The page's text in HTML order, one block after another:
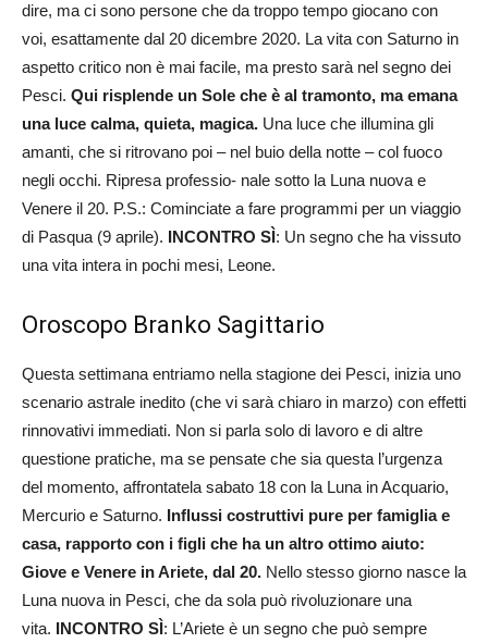
dire, ma ci sono persone che da troppo tempo giocano con
voi, esattamente dal 20 dicembre 2020. La vita con Saturno in
aspetto critico non è mai facile, ma presto sarà nel segno dei
Pesci. Qui risplende un Sole che è al tramonto, ma emana
una luce calma, quieta, magica. Una luce che illumina gli
amanti, che si ritrovano poi – nel buio della notte – col fuoco
negli occhi. Ripresa professio- nale sotto la Luna nuova e
Venere il 20. P.S.: Cominciate a fare programmi per un viaggio
di Pasqua (9 aprile). INCONTRO SÌ: Un segno che ha vissuto
una vita intera in pochi mesi, Leone.
Oroscopo Branko Sagittario
Questa settimana entriamo nella stagione dei Pesci, inizia uno
scenario astrale inedito (che vi sarà chiaro in marzo) con effetti
rinnovativi immediati. Non si parla solo di lavoro e di altre
questione pratiche, ma se pensate che sia questa l’urgenza
del momento, affrontatela sabato 18 con la Luna in Acquario,
Mercurio e Saturno. Influssi costruttivi pure per famiglia e
casa, rapporto con i figli che ha un altro ottimo aiuto:
Giove e Venere in Ariete, dal 20. Nello stesso giorno nasce la
Luna nuova in Pesci, che da sola può rivoluzionare una
vita. INCONTRO SÌ: L’Ariete è un segno che può sempre